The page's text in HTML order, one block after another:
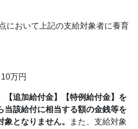
において上記の支給対象者に養育
万円
【追加給付金】【特例給付金】を
当該給付に相当する額の金銭等を
となりません。
また、支給対象